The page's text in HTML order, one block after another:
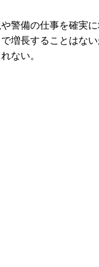
警備の仕事を確実
増長することはな
ない。